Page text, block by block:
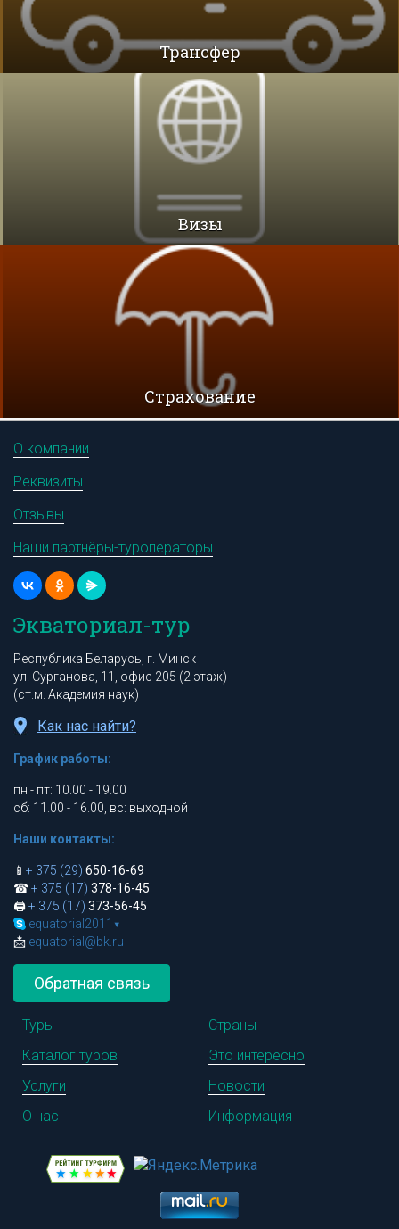
Трансфер
Визы
Cтрахование
О компании
Реквизиты
Отзывы
Наши партнёры-туроператоры
Экваториал-тур
Республика Беларусь, г. Минск
ул. Сурганова, 11, офис 205 (2 этаж)
(ст.м. Академия наук)
Как нас найти?
График работы:
пн - пт: 10.00 - 19.00
сб: 11.00 - 16.00, вс: выходной
Наши контакты:
📱 + 375 (29) 650-16-69
☎+ 375 (17) 378-16-45
🖨+ 375 (17) 373-56-45
equatorial2011 ▾
📩 equatorial@bk.ru
Обратная связь
Туры
Страны
Каталог туров
Это интересно
Услуги
Новости
О нас
Информация